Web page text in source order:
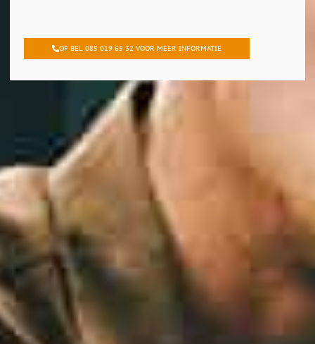
OF BEL 085 019 65 32 VOOR MEER INFORMATIE